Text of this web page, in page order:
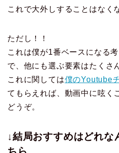
これで大外しすることはなく
ただし！！
これは僕が1番ベースになる
で、他にも選ぶ要素はたくさ
これに関しては僕のYoutube
てもらえれば、動画中に呟く
どうぞ。
↓結局おすすめはどれな